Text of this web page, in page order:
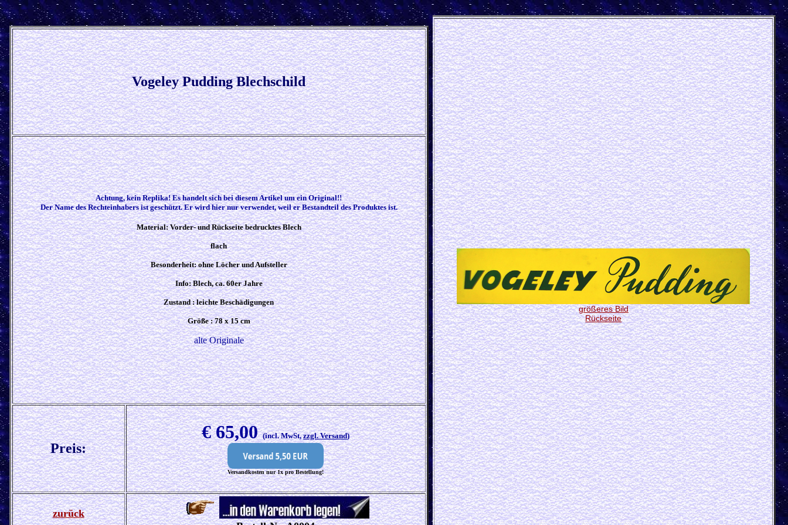
größeres Bild
Rückseite
Vogeley PuddingBlechschild
Achtung, kein Replika! Es handelt sich bei diesem Artikel um ein Original!!
Der Name des Rechteinhabers ist geschützt. Er wird hier nur verwendet, weil er Bestandteil des Produktes ist.
Material: Vorder- und Rückseite bedrucktes Blech
flach
Besonderheit: ohne Löcher und Aufsteller
Info: Blech, ca. 60er Jahre
Zustand : leichte Beschädigungen
Größe : 78 x 15 cm
alte Originale
Preis:
€ 65,00(incl. MwSt,zzgl. Versand)
Versandkosten nur 1x pro Bestellung!
zurück